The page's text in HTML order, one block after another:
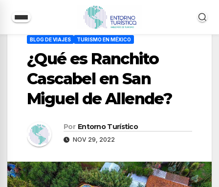
contenido
BLOG DE VIAJES TURISMO EN MÉXICO
¿Qué es Ranchito
Cascabel en San
Miguel de Allende?
Por Entorno Turístico
NOV 29, 2022